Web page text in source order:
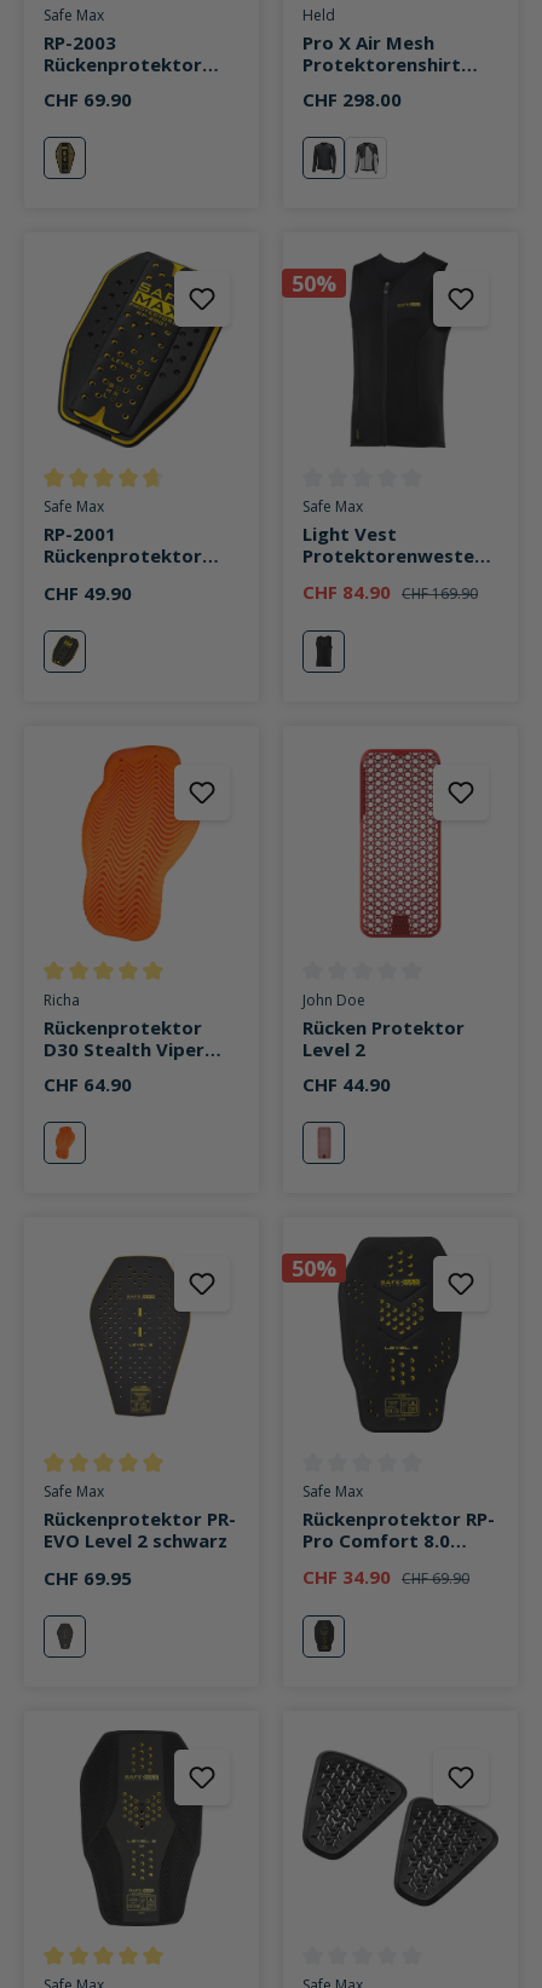
Durchschnittliche Bewertung von 0 von 5 Sternen
Safe Max
RP-2003
Rückenprotektor
schwarz
CHF 69.90
schwarz
Durchschnittliche Bewertung
Held
Pro X Air Mesh
Protektorenshirt
CHF 298.00
schwarzschwarz/grau
Durchschnittliche Bewertung von 4.8 von 5 Sternen
Safe Max
RP-2001
Rückenprotektor
Schutzkl.2 gelb
CHF 49.90
gelb
50%
Durchschnittliche Bewertung
Safe Max
Light Vest
Protektorenweste
CHF 84.90 CHF 169.90
schwarz
Durchschnittliche Bewertung von 5 von 5 Sternen
Richa
Rückenprotektor
D30 Stealth Viper
CHF 64.90
orange
Durchschnittliche Bewertung
John Doe
Rücken Protektor
Level 2
CHF 44.90
rot
Durchschnittliche Bewertung von 5 von 5 Sternen
Safe Max
Rückenprotektor PR-
EVO Level 2 schwarz
CHF 69.95
schwarz
50%
Durchschnittliche Bewertung
Safe Max
Rückenprotektor RP-
Pro Comfort 8.0
schwarz/gelb
CHF 34.90 CHF 69.90
gelb
Durchschnittliche Bewertung von 5 von 5 Sternen
Durchschnittliche Bewertung